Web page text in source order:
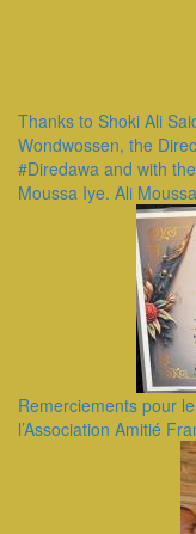
Thanks to Shoki Ali
Wondwossen, the
#Diredawa and with
Moussa Iye. Ali
Remerciements pour
l’Association Amitié